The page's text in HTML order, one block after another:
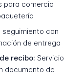
para comercio
seguimiento con
de entrega
recibo: Servicio
documento de